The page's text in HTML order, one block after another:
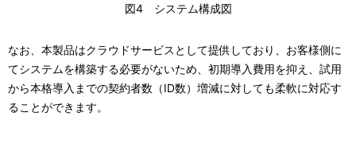
図4 システム構成図
なお、本製品はクラウドサービスとして提供しており、お客様側に
てシステムを構築する必要がないため、初期導入費用を抑え、試用
から本格導入までの契約者数（ID数）増減に対しても柔軟に対応す
ることができます。